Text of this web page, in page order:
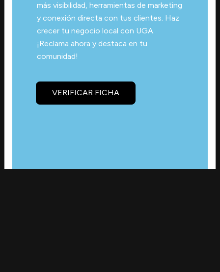
más visibilidad, herramientas de marketing
y conexión directa con tus clientes. Haz
crecer tu negocio local con UGA.
¡Reclama ahora y destaca en tu
comunidad!
VERIFICAR FICHA